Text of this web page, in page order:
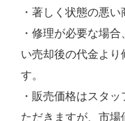
・著しく状態の悪
・修理が必要な場
い売却後の代金より
す。
・販売価格はスタ
ただきますが、市